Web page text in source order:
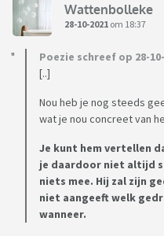
Wattenbolleke
28-10-2021 om 18:37
Poezie schreef op 28-
[..]
Nou heb je nog steeds
wat je nou concreet van
Je kunt hem vertellen
je daardoor niet altijd
niets mee. Hij zal zijn
niet aangeeft welk
wanneer.